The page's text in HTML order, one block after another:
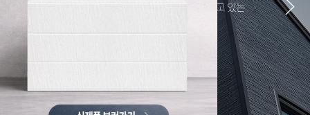
단열, 방수, 결로방지 등 우수한 기능을 가지고 있는